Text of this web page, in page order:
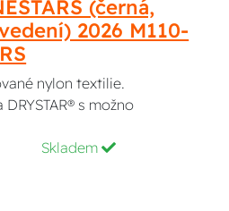
(černá,
2026 M110-
nylon textilie.
s možno
Skladem